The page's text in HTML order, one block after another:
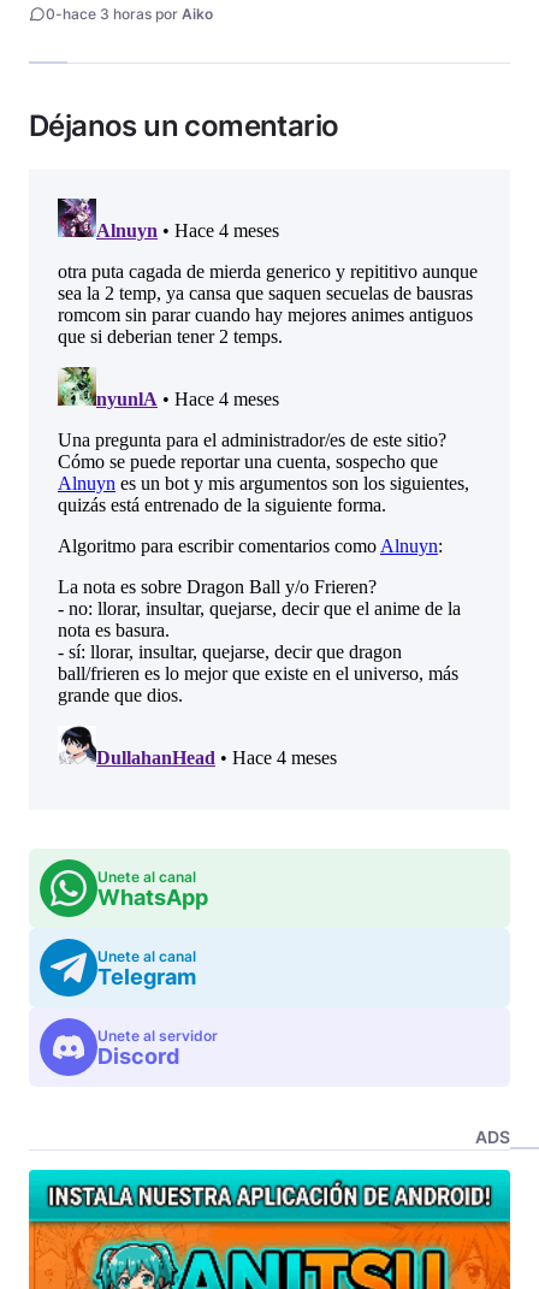
0-hace 3 horas por Aiko
Déjanos un comentario
Unete al canal
WhatsApp
Unete al canal
Telegram
Unete al servidor
Discord
ADS